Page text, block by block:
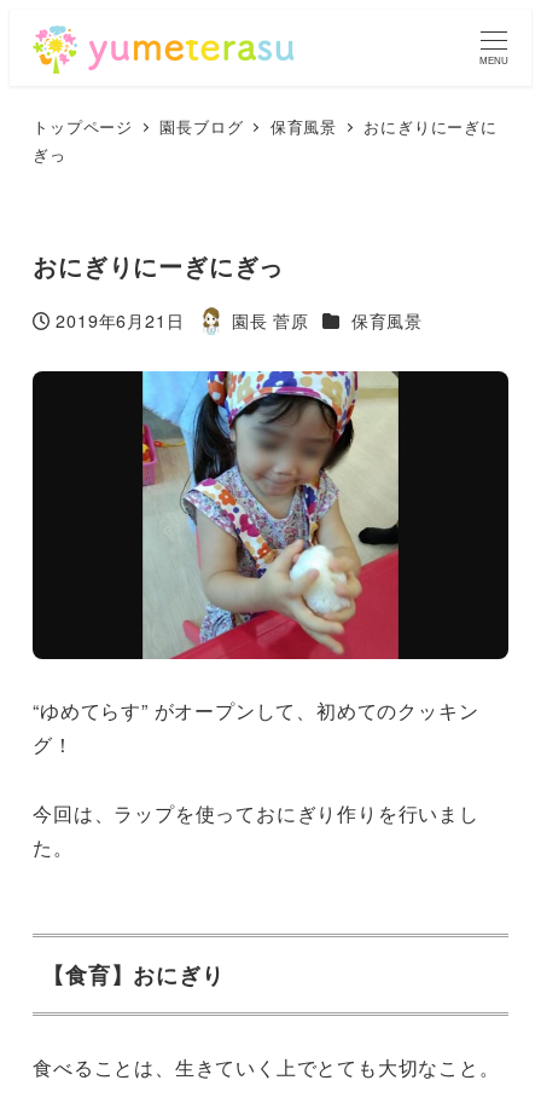
MENU
トップページ 園長ブログ 保育風景
おにぎりにーぎに
ぎっ
おにぎりにーぎにぎっ
投稿日
2019年6月21日
著
園長 菅原 カテゴリー
保育風景
“ゆめてらす” がオープンして、初めてのクッキン
グ！
今回は、ラップを使っておにぎり作りを行いまし
た。
【食育】おにぎり
食べることは、生きていく上でとても大切なこと。